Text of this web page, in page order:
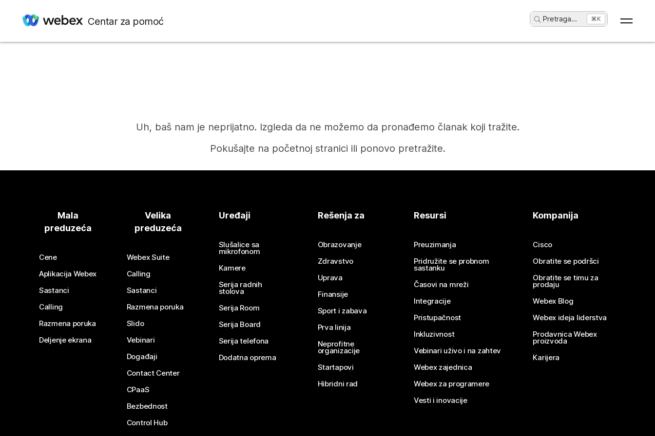
Centar za pomoć Pretraga... ⌘K
Uh, baš nam je neprijatno. Izgleda da ne možemo da pronađemo članak koji tražite.
Pokušajte na početnoj stranici ili ponovo pretražite.
Treba vam odgovor?
Pošaljite pitanje
Mala
preduzeća
Cene
Aplikacija Webex
Sastanci
Calling
Razmena poruka
Deljenje ekrana
Velika
preduzeća
Webex Suite
Calling
Sastanci
Razmena poruka
Slido
Vebinari
Događaji
Contact Center
CPaaS
Bezbednost
Control Hub
Uređaji
Slušalice sa
mikrofonom
Kamere
Serija radnih
stolova
Serija Room
Serija Board
Serija telefona
Dodatna oprema
Rešenja za
Obrazovanje
Zdravstvo
Uprava
Finansije
Sport i zabava
Prva linija
Neprofitne
organizacije
Startapovi
Hibridni rad
Resursi
Preuzimanja
Pridružite se probnom
sastanku
Časovi na mreži
Integracije
Pristupačnost
Inkluzivnost
Vebinari uživo i na zahtev
Webex zajednica
Webex za programere
Vesti i inovacije
Kompanija
Cisco
Obratite se podršci
Obratite se timu za
prodaju
Webex Blog
Webex ideja liderstva
Prodavnica Webex
proizvoda
Karijera